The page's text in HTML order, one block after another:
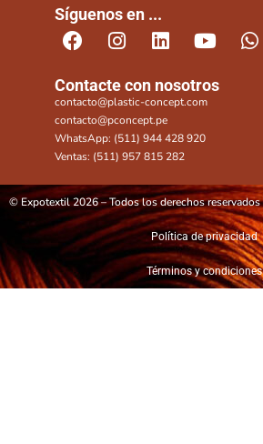
Síguenos en ...
Contacte con nosotros
contacto@plastic-concept.com
contacto@pconcept.pe
WhatsApp: (511) 944 428 920
Ventas: (511) 957 815 282
© Expotextil 2026 – Todos los derechos reservados
Política de privacidad
Términos y condiciones